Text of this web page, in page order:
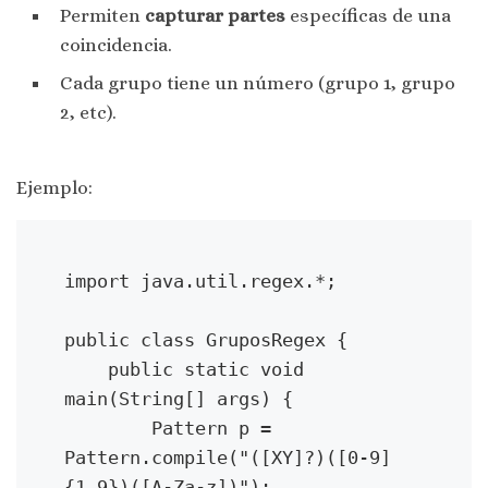
Permiten capturar partes específicas de una
coincidencia.
Cada grupo tiene un número (grupo 1, grupo
2, etc).
Ejemplo:
import java.util.regex.*;
public class GruposRegex {
main(String[] args) {
Pattern.compile("([XY]?)([0-9]